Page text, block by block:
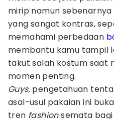
mirip namun
yang sangat kontras,
memahami perbedaan
membantu kamu tampil
takut salah kostum saat
momen penting.
Guys, pengetahuan
asal-usul pakaian ini
tren fashionsemata bagi